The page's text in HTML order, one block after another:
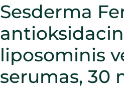
Sesderma
liposominis
serumas, 30